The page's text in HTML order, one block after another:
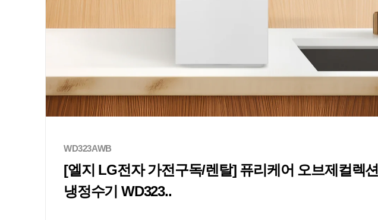
WD323AWB
[엘지 LG전자 가전구독/렌탈] 퓨리케어 오브제컬렉션
냉정수기 WD323..